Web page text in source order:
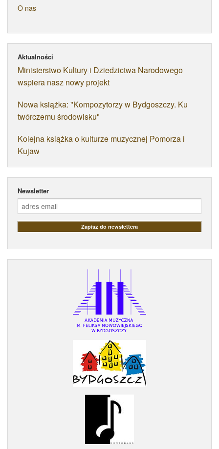
O nas
Aktualności
Ministerstwo Kultury i Dziedzictwa Narodowego
wspiera nasz nowy projekt
Nowa książka: "Kompozytorzy w Bydgoszczy. Ku
twórczemu środowisku"
Kolejna książka o kulturze muzycznej Pomorza i
Kujaw
Newsletter